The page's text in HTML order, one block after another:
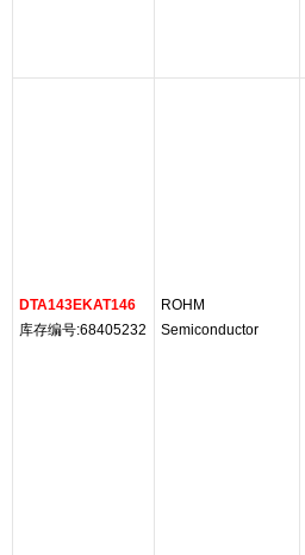
DTA143EKAT146
库存编号:68405232
ROHM
Semiconductor